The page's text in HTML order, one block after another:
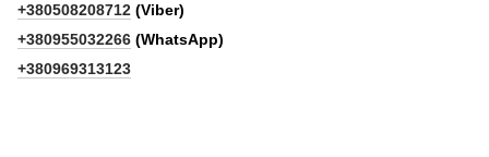
+380508208712 (Viber)
+380955032266 (WhatsApp)
+380969313123